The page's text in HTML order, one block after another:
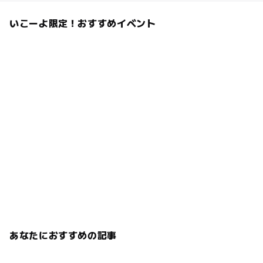
いこーよ限定！おすすめイベント
あなたにおすすめの記事